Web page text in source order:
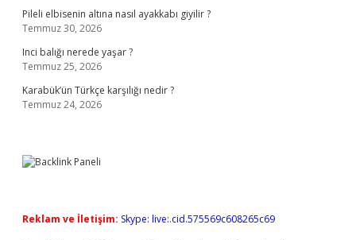
Pileli elbisenin altına nasıl ayakkabı giyilir ?
Temmuz 30, 2026
Inci balığı nerede yaşar ?
Temmuz 25, 2026
Karabük’ün Türkçe karşılığı nedir ?
Temmuz 24, 2026
Reklam ve İletişim: Skype: live:.cid.575569c608265c69